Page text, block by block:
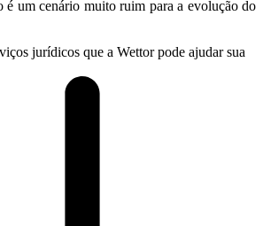
é um cenário muito ruim para a evolução do
jurídicos que a Wettor pode ajudar sua